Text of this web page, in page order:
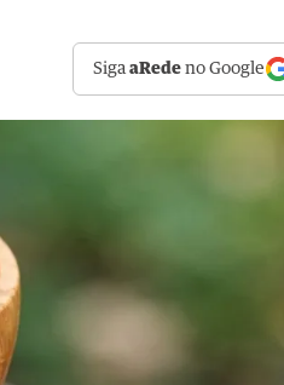
SigaaRede no Google